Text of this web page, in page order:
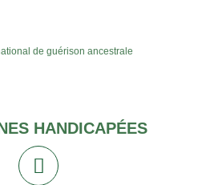
de guérison ancestrale
HANDICAPÉES